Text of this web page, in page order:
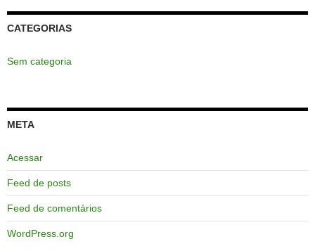
CATEGORIAS
Sem categoria
META
Acessar
Feed de posts
Feed de comentários
WordPress.org